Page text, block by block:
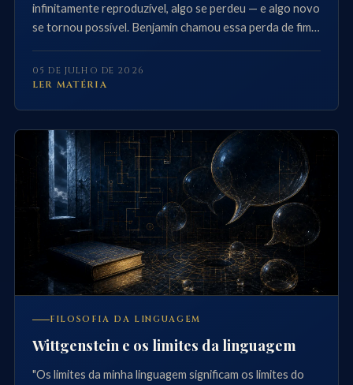
infinitamente reproduzível, algo se perdeu — e algo novo
se tornou possível. Benjamin chamou essa perda de fim
05 DE JULHO DE 2026
LER MATÉRIA
FILOSOFIA DA LINGUAGEM
Wittgenstein e os limites da linguagem
"Os limites da minha linguagem significam os limites do